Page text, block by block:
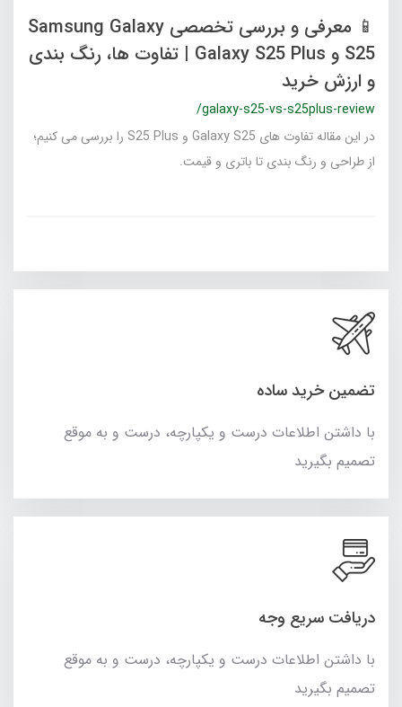
📱 معرفی و بررسی تخصصی Samsung Galaxy
S25 و Galaxy S25 Plus | تفاوت‌ ها، رنگ‌ بندی
و ارزش خرید
/galaxy-s25-vs-s25plus-review
در این مقاله تفاوت‌ های Galaxy S25 و S25 Plus را بررسی می‌ کنیم؛
از طراحی و رنگ بندی تا باتری و قیمت.
تضمین خرید ساده
با داشتن اطلاعات درست و یکپارچه، درست و به موقع
تصمیم بگیرید
دریافت سریع وجه
با داشتن اطلاعات درست و یکپارچه، درست و به موقع
تصمیم بگیرید